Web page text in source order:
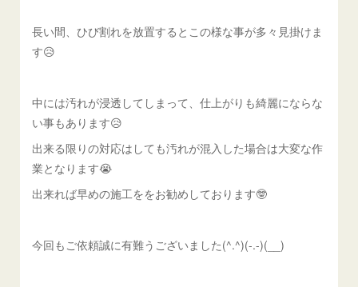
長い間、ひび割れを放置するとこの様な事が多々見掛けま
す😥
中には汚れが浸透してしまって、仕上がりも綺麗にならな
い事もあります😥
出来る限りの対応はしても汚れが混入した場合は大変な作
業となります😭
出来れば早めの施工ををお勧めしております🤓
今回もご依頼誠に有難うございました(^.^)(-.-)(__)